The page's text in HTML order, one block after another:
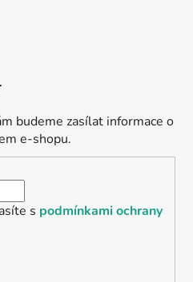
budeme zasílat informace o
e-shopu.
s podmínkami ochrany